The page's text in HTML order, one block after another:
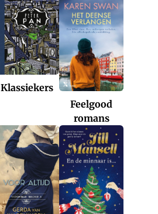
Klassiekers
Feelgood
romans